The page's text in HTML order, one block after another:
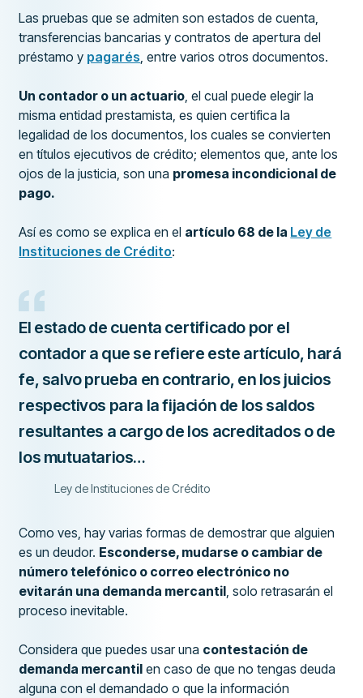
Las pruebas que se admiten son estados de cuenta,
transferencias bancarias y contratos de apertura del
préstamo y pagarés, entre varios otros documentos.
Un contador o un actuario, el cual puede elegir la
misma entidad prestamista, es quien certifica la
legalidad de los documentos, los cuales se convierten
en títulos ejecutivos de crédito; elementos que, ante los
ojos de la justicia, son una promesa incondicional de
pago.
Así es como se explica en el artículo 68 de la Ley de
Instituciones de Crédito:
El estado de cuenta certificado por el
contador a que se refiere este artículo, hará
fe, salvo prueba en contrario, en los juicios
respectivos para la fijación de los saldos
resultantes a cargo de los acreditados o de
los mutuatarios…
Ley de Instituciones de Crédito
Como ves, hay varias formas de demostrar que alguien
es un deudor. Esconderse, mudarse o cambiar de
número telefónico o correo electrónico no
evitarán una demanda mercantil , solo retrasarán el
proceso inevitable.
Considera que puedes usar una contestación de
demanda mercantil en caso de que no tengas deuda
alguna con el demandado o que la información